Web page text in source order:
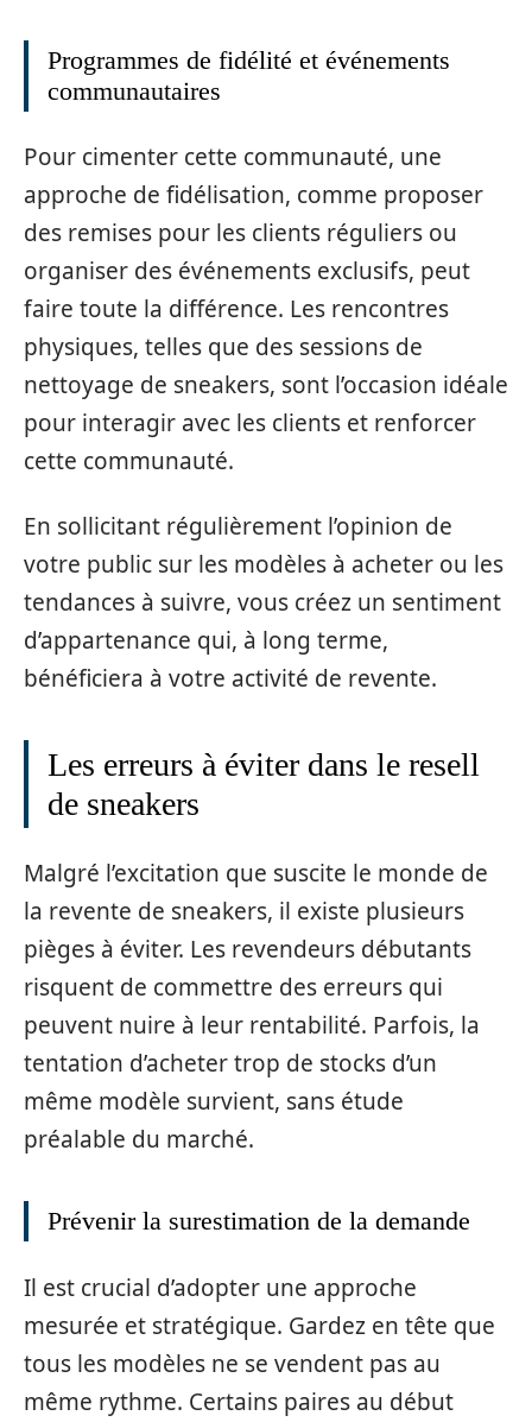
Programmes de fidélité et événements
communautaires
Pour cimenter cette communauté, une
approche de fidélisation, comme proposer
des remises pour les clients réguliers ou
organiser des événements exclusifs, peut
faire toute la différence. Les rencontres
physiques, telles que des sessions de
nettoyage de sneakers, sont l’occasion idéale
pour interagir avec les clients et renforcer
cette communauté.
En sollicitant régulièrement l’opinion de
votre public sur les modèles à acheter ou les
tendances à suivre, vous créez un sentiment
d’appartenance qui, à long terme,
bénéficiera à votre activité de revente.
Les erreurs à éviter dans le resell
de sneakers
Malgré l’excitation que suscite le monde de
la revente de sneakers, il existe plusieurs
pièges à éviter. Les revendeurs débutants
risquent de commettre des erreurs qui
peuvent nuire à leur rentabilité. Parfois, la
tentation d’acheter trop de stocks d’un
même modèle survient, sans étude
préalable du marché.
Prévenir la surestimation de la demande
Il est crucial d’adopter une approche
mesurée et stratégique. Gardez en tête que
tous les modèles ne se vendent pas au
même rythme. Certains paires au début